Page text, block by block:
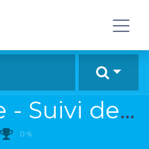
Usine digitale - Suivi de lancement d'un nouveau modèle
0 %